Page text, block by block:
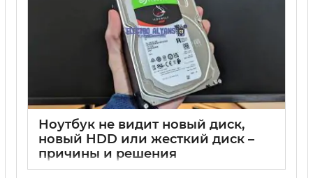
Ноутбук не видит новый диск,
новый HDD или жесткий диск –
причины и решения